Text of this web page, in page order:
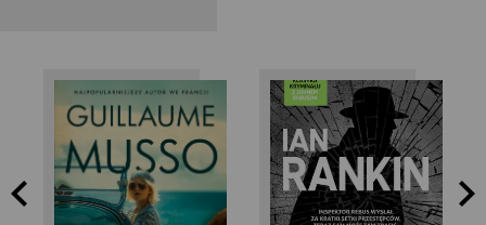
Guillaume Musso Ian Rankin